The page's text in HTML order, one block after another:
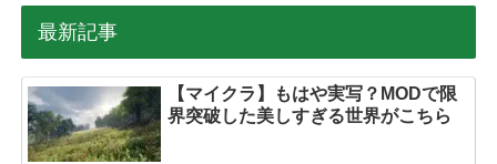
最新記事
【マイクラ】もはや実写？MODで限
界突破した美しすぎる世界がこちら